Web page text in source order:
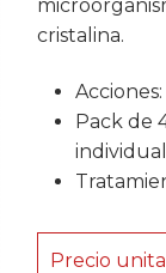
cristalina.
Pack de
Precio